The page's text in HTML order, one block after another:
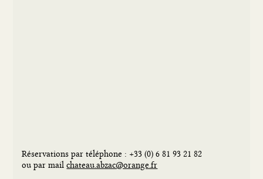
Réservations par téléphone : +33 (0) 6 81 93 21 82
ou par mailchateau.abzac@orange.fr